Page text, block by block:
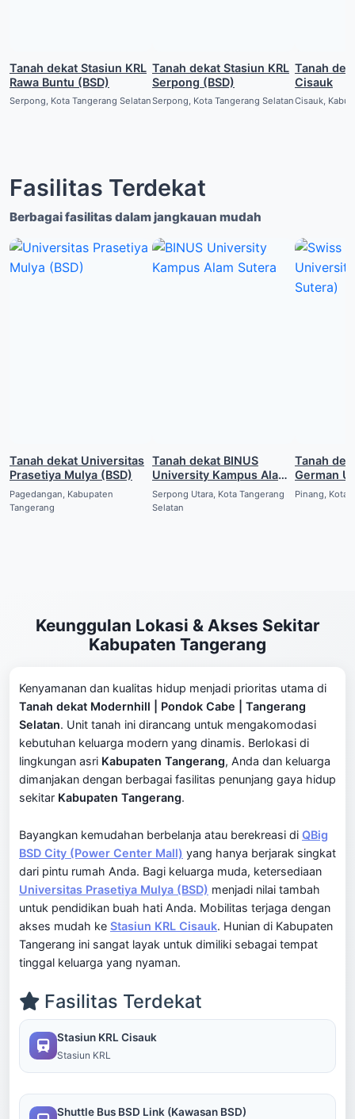
Tanah dekat Stasiun KRL
Rawa Buntu (BSD)
Serpong, Kota Tangerang Selatan
Tanah dekat Stasiun KRL
Serpong (BSD)
Serpong, Kota Tangerang Selatan
Tanah dekat Stasiun
Cisauk
Cisauk,
Fasilitas Terdekat
Berbagai fasilitas dalam jangkauan mudah
Tanah dekat Universitas
Prasetiya Mulya (BSD)
Pagedangan, Kabupaten
Tangerang
Tanah dekat BINUS
University Kampus Alam
Sutera
Serpong Utara, Kota Tangerang
Selatan
Tanah
German
(Alam
Pinang, Kota
Keunggulan Lokasi & Akses Sekitar
Kabupaten Tangerang
Kenyamanan dan kualitas hidup menjadi prioritas utama di
Tanah dekat Modernhill | Pondok Cabe | Tangerang
Selatan. Unit tanah ini dirancang untuk mengakomodasi
kebutuhan keluarga modern yang dinamis. Berlokasi di
lingkungan asri Kabupaten Tangerang, Anda dan keluarga
dimanjakan dengan berbagai fasilitas penunjang gaya hidup
sekitar Kabupaten Tangerang.
Bayangkan kemudahan berbelanja atau berekreasi di QBig
BSD City (Power Center Mall) yang hanya berjarak singkat
dari pintu rumah Anda. Bagi keluarga muda, ketersediaan
Universitas Prasetiya Mulya (BSD) menjadi nilai tambah
untuk pendidikan buah hati Anda. Mobilitas terjaga dengan
akses mudah ke Stasiun KRL Cisauk. Hunian di Kabupaten
Tangerang ini sangat layak untuk dimiliki sebagai tempat
tinggal keluarga yang nyaman.
Fasilitas Terdekat
Stasiun KRL Cisauk
Stasiun KRL
Shuttle Bus BSD Link (Kawasan BSD)